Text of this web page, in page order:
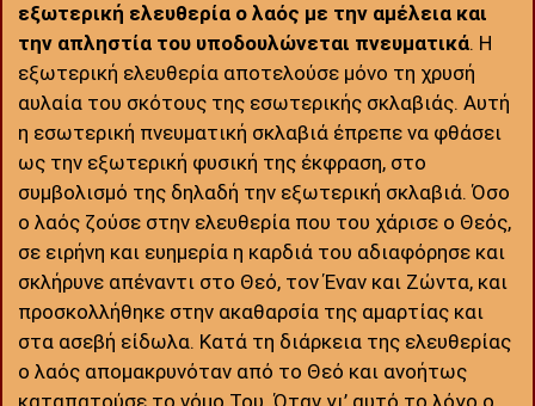
εξωτερική ελευθερία ο λαός με την αμέλεια και
την απληστία του υποδουλώνεται πνευματικά. Η
εξωτερική ελευθερία αποτελούσε μόνο τη χρυσή
αυλαία του σκότους της εσωτερικής σκλαβιάς. Αυτή
η εσωτερική πνευματική σκλαβιά έπρεπε να φθάσει
ως την εξωτερική φυσική της έκφραση, στο
συμβολισμό της δηλαδή την εξωτερική σκλαβιά. Όσο
ο λαός ζούσε στην ελευθερία που του χάρισε ο Θεός,
σε ειρήνη και ευημερία η καρδιά του αδιαφόρησε και
σκλήρυνε απέναντι στο Θεό, τον Έναν και Ζώντα, και
προσκολλήθηκε στην ακαθαρσία της αμαρτίας και
στα ασεβή είδωλα. Κατά τη διάρκεια της ελευθερίας
ο λαός απομακρυνόταν από το Θεό και ανοήτως
καταπατούσε το νόμο Του. Όταν γι’ αυτό το λόγο ο